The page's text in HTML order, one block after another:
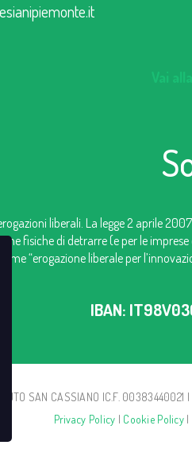
liberali. La legge 2 aprile
fisiche di detrarre (e per le
“erogazione liberale per
IBAN:
SAN CASSIANO |C.F.
Privacy Policy | Cookie Policy|